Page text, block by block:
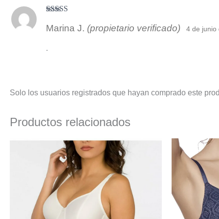
con3
Marina J. (propietario verificado) 4 de junio
.
Solo los usuarios registrados que hayan comprado este
Productos relacionados
El
precio
original
27,50 €.
El
precio
actual
es:
22,95 €.